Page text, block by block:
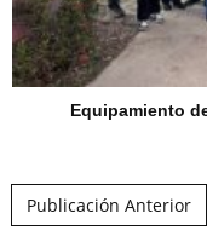
Equipamiento
Publicación Anterior